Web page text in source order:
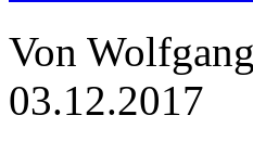
Von
03.12.2017